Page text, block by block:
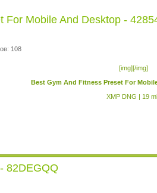
For Mobile And Desktop -
108
[img][/img]
Best Gym And Fitness Preset For
XMP DNG | 19
82DEGQQ